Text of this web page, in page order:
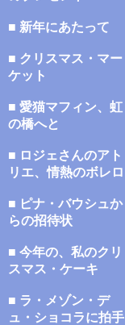
■ 新年にあたって
■ クリスマス・マー
ケット
■ 愛猫マフィン、虹
の橋へと
■ ロジェさんのアト
リエ、情熱のボレロ
■ ピナ・バウシュか
らの招待状
■ 今年の、私のクリ
スマス・ケーキ
■ ラ・メゾン・デ
ュ・ショコラに拍手